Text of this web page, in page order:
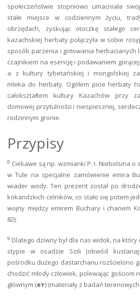
społeczeństwie stopniowo umacniała
stałe miejsce w codziennym życiu,
obrzędach, zyskując otoczkę stałego
kazachskiej herbaty połączyła w sobie
sposób parzenia i gotowania herbacianych
czajnikiem na esencję i podawaniem
a z kultury tybetańskiej i mongolskiej
mleka do herbaty. Ogółem picie herbaty
całokształtem kultury Kazachów przy
domowej przytulności i niespiesznej,
rodzinnym gronie.
Przypisy
8 Ciekawe są np. wzmianki P. I. Niebolsina
w Tule na specjalne zamówienie emira
wiader wody. Ten prezent został po
kokandzkich celników, co stało się potem
wojny między emirem Buchary i chanem
82).
9 Dlatego dziwny był dla nas widok, na który
stypie w osadzie Szili (obwód
pośrodku dużego dastarchanu rozścielono
chodzić młody człowiek, polewając
głównym (ет) (materiały z badań terenowych